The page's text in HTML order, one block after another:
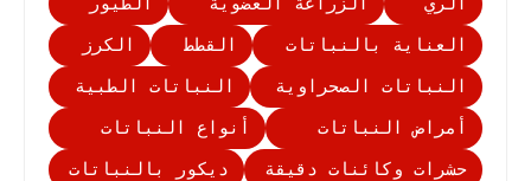
العناية بالنباتات
القطط
الكرز
النباتات الصحراوية
النباتات الطبية
أمراض النباتات
أنواع النباتات
حشرات وكائنات دقيقة
ديكور بالنباتات